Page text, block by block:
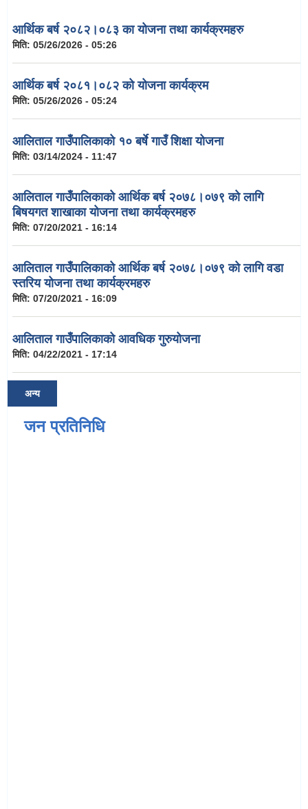
आर्थिक बर्ष २०८२।०८३ का योजना तथा कार्यक्रमहरु
मिति: 05/26/2026 - 05:26
आर्थिक बर्ष २०८१।०८२ को योजना कार्यक्रम
मिति: 05/26/2026 - 05:24
आलिताल गाउँपालिकाको १० बर्षे गाउँ शिक्षा योजना
मिति: 03/14/2024 - 11:47
आलिताल गाउँपालिकाको आर्थिक बर्ष २०७८।०७९ को लागि
बिषयगत शाखाका योजना तथा कार्यक्रमहरु
मिति: 07/20/2021 - 16:14
आलिताल गाउँपालिकाको आर्थिक बर्ष २०७८।०७९ को लागि वडा
स्तरिय योजना तथा कार्यक्रमहरु
मिति: 07/20/2021 - 16:09
आलिताल गाउँपालिकाको आवधिक गुरुयोजना
मिति: 04/22/2021 - 17:14
अन्य
जन प्रतिनिधि